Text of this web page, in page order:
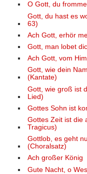
O Gott, du
Gott, du hast es
63)
Ach Gott, erhör
Gott, man lobet
Ach Gott, vom
Gott, wie dein
(Kantate)
Gott, wie groß ist
Lied)
Gottes Sohn ist
Gottes Zeit ist die
Tragicus)
Gottlob, es geht
(Choralsatz)
Ach großer König
Gute Nacht, o